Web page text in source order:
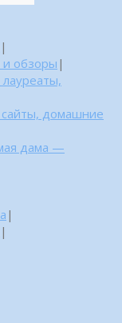
|
и обзоры |
домашние
дама —
|
|